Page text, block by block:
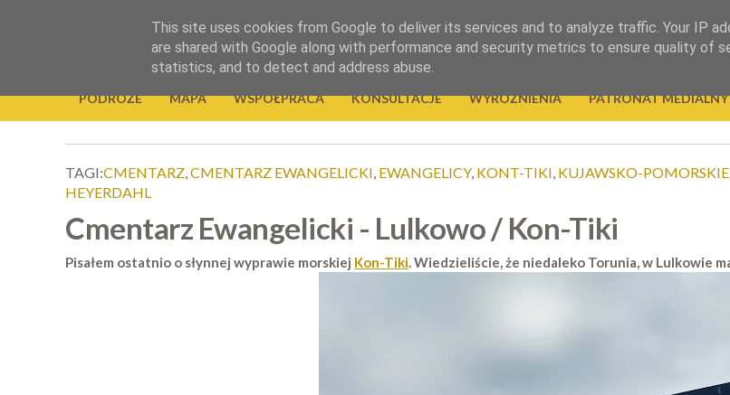
Okiem Obiektywu.
PODRÓŻE MAPA WSPÓŁPRACA KONSULTACJE WYRÓŻNIENIA PATRONAT MEDIALNY
TAGI:CMENTARZ,CMENTARZ EWANGELICKI, EWANGELICY, KONT-TIKI, KUJAWSKO-POMORSKIE
HEYERDAHL
Cmentarz Ewangelicki - Lulkowo / Kon-Tiki
Pisałem ostatnio o słynnej wyprawie morskiej Kon-Tiki. Wiedzieliście, że niedaleko Torunia, w Lulkowie
This site uses cookies from Google to deliver its services and to analyze traffic. Your IP
are shared with Google along with performance and security metrics to ensure quality of
statistics, and to detect and address abuse.